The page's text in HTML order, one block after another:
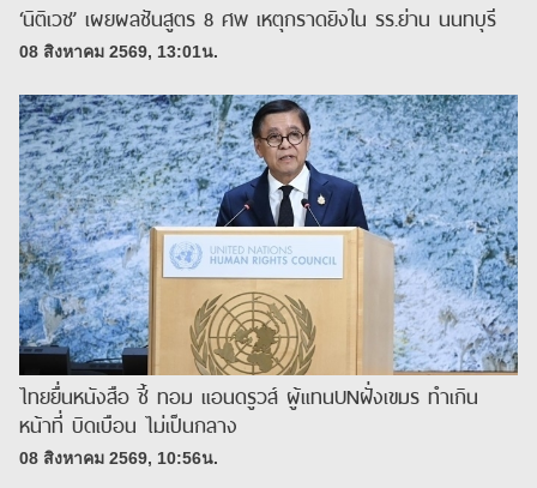
‘นิติเวช’ เผยผลชันสูตร 8 ศพ เหตุกราดยิงใน รร.ย่าน นนทบุรี
08 สิงหาคม 2569, 13:01น.
ไทยยื่นหนังสือ ชี้ ทอม แอนดรูวส์ ผู้แทนUNฝั่งเขมร ทำเกิน
หน้าที่ บิดเบือน ไม่เป็นกลาง
08 สิงหาคม 2569, 10:56น.